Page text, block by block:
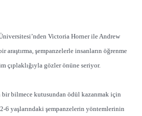
Victoria Horner ile Andrew
araştırma, şempanzelerle insanların öğrenme
çıplaklığıyla gözler önüne seriyor.
bir bilmece kutusundan ödül kazanmak için
6 yaşlarındaki şempanzelerin yöntemlerinin